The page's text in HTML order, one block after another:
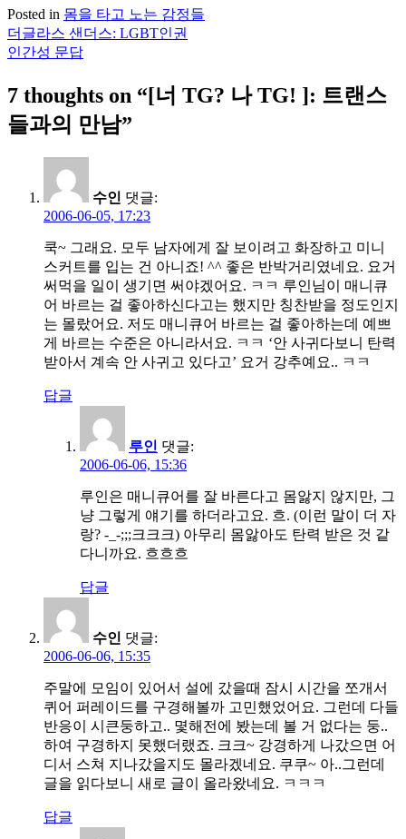
Posted in 몸을 타고 노는 감정들
글
색
더글라스 샌더스: LGBT인권
인간성 문답
7 thoughts on “[너 TG? 나 TG! ]: 트랜스
들과의 만남”
수인 댓글:
2006-06-05, 17:23
쿡~ 그래요. 모두 남자에게 잘 보이려고 화장하고 미니
스커트를 입는 건 아니죠! ^^ 좋은 반박거리였네요. 요거
써먹을 일이 생기면 써야겠어요. ㅋㅋ 루인님이 매니큐
어 바르는 걸 좋아하신다고는 했지만 칭찬받을 정도인지
는 몰랐어요. 저도 매니큐어 바르는 걸 좋아하는데 예쁘
게 바르는 수준은 아니라서요. ㅋㅋ ‘안 사귀다보니 탄력
받아서 계속 안 사귀고 있다고’ 요거 강추예요.. ㅋㅋ
답글
루인 댓글:
2006-06-06, 15:36
루인은 매니큐어를 잘 바른다고 몸앓지 않지만, 그
냥 그렇게 얘기를 하더라고요. 흐. (이런 말이 더 자
랑? -_-;;;크크크) 아무리 몸앓아도 탄력 받은 것 같
다니까요. 흐흐흐
답글
수인 댓글:
2006-06-06, 15:35
주말에 모임이 있어서 설에 갔을때 잠시 시간을 쪼개서
퀴어 퍼레이드를 구경해볼까 고민했었어요. 그런데 다들
반응이 시큰둥하고.. 몇해전에 봤는데 볼 거 없다는 둥..
하여 구경하지 못했더랬죠. 크크~ 강경하게 나갔으면 어
디서 스쳐 지나갔을지도 몰라겠네요. 쿠쿠~ 아..그런데
글을 읽다보니 새로 글이 올라왔네요. ㅋㅋㅋ
답글